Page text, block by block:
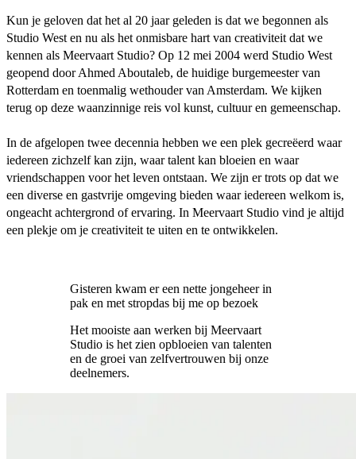
Kun je geloven dat het al 20 jaar geleden is dat we begonnen als
Studio West en nu als het onmisbare hart van creativiteit dat we
kennen als Meervaart Studio? Op 12 mei 2004 werd Studio West
geopend door Ahmed Aboutaleb, de huidige burgemeester van
Rotterdam en toenmalig wethouder van Amsterdam. We kijken
terug op deze waanzinnige reis vol kunst, cultuur en gemeenschap.
In de afgelopen twee decennia hebben we een plek gecreëerd waar
iedereen zichzelf kan zijn, waar talent kan bloeien en waar
vriendschappen voor het leven ontstaan. We zijn er trots op dat we
een diverse en gastvrije omgeving bieden waar iedereen welkom is,
ongeacht achtergrond of ervaring. In Meervaart Studio vind je altijd
een plekje om je creativiteit te uiten en te ontwikkelen.
Gisteren kwam er een nette jongeheer in
pak en met stropdas bij me op bezoek
Het mooiste aan werken bij Meervaart
Studio is het zien opbloeien van talenten
en de groei van zelfvertrouwen bij onze
deelnemers.